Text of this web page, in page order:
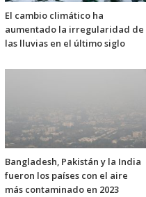
El cambio climático ha
aumentado la irregularidad de
las lluvias en el último siglo
Bangladesh, Pakistán y la India
fueron los países con el aire
más contaminado en 2023